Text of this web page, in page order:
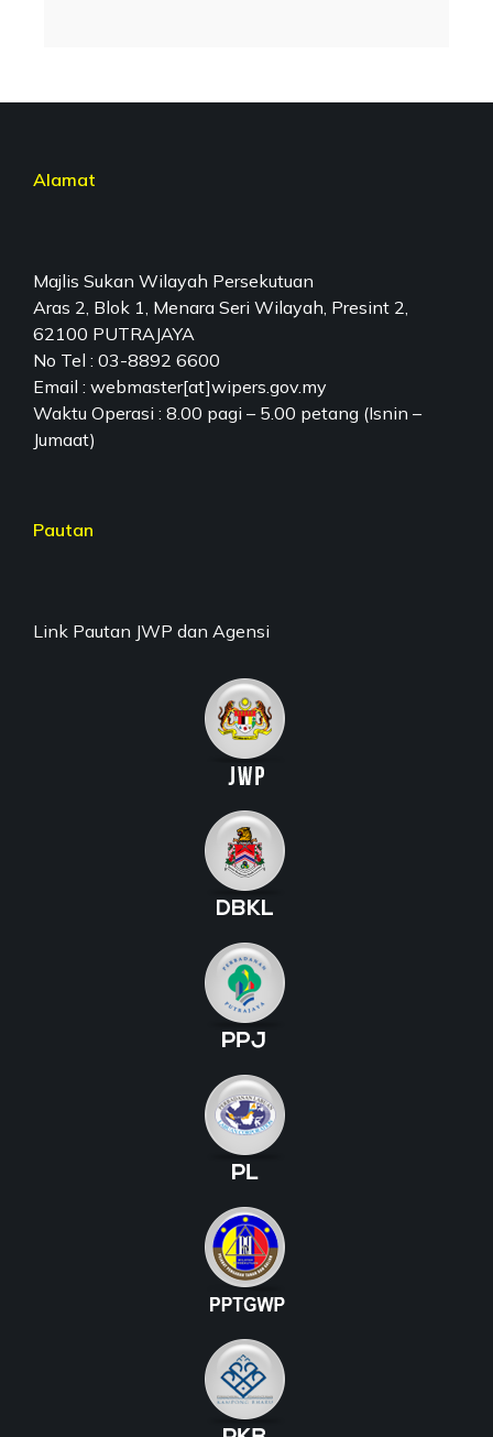
Alamat
Majlis Sukan Wilayah Persekutuan
Aras 2, Blok 1, Menara Seri Wilayah, Presint 2,
62100 PUTRAJAYA
No Tel : 03-8892 6600
Email : webmaster[at]wipers.gov.my
Waktu Operasi : 8.00 pagi – 5.00 petang (Isnin –
Jumaat)
Pautan
Link Pautan JWP dan Agensi